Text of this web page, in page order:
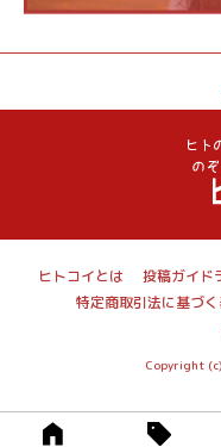
ヒトコイとは 投稿ガイド
特定商取引法に基づ
Copyright